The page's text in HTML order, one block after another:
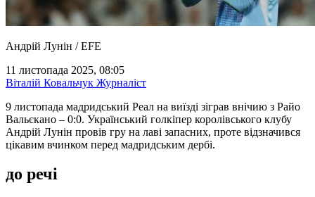
Андрій Лунін / EFE
11 листопада 2025, 08:05
Віталій Ковальчук Журналіст
9 листопада мадридський Реал на виїзді зіграв внічию з Райо
Вальєкано – 0:0. Український голкіпер королівського клубу
Андрій Лунін провів гру на лаві запасних, проте відзначився
цікавим вчинком перед мадридським дербі.
до речі